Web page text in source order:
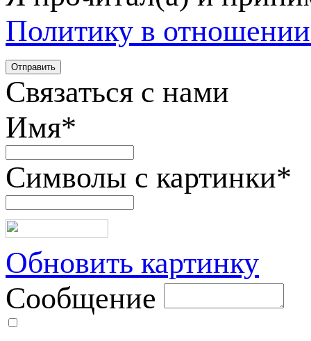
Политику в
Связаться с нами
Имя*
Символы с картинки*
Обновить картинку
Сообщение